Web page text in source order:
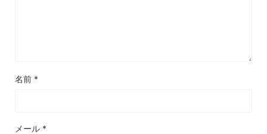
名前 *
メール *